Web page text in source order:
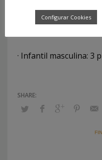
· Cadete masculina: 4
· Infantil masculina: 3
Configurar Cookies